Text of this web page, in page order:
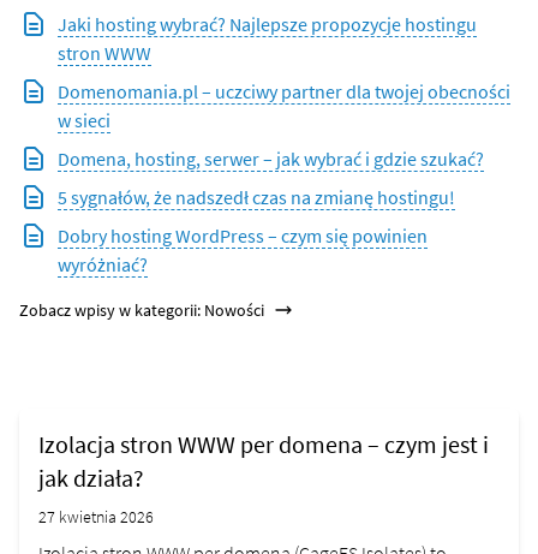
Jaki hosting wybrać? Najlepsze propozycje hostingu
stron WWW
Domenomania.pl – uczciwy partner dla twojej obecności
w sieci
Domena, hosting, serwer – jak wybrać i gdzie szukać?
5 sygnałów, że nadszedł czas na zmianę hostingu!
Dobry hosting WordPress – czym się powinien
wyróżniać?
Zobacz wpisy w kategorii: Nowości
Izolacja stron WWW per domena – czym jest i
jak działa?
27 kwietnia 2026